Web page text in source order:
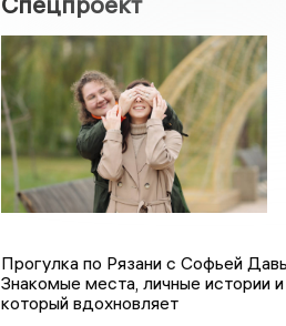
Прогулка по Рязани с Софьей
Знакомые места, личные истории и
который вдохновляет